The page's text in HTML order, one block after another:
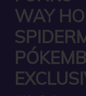
WAY